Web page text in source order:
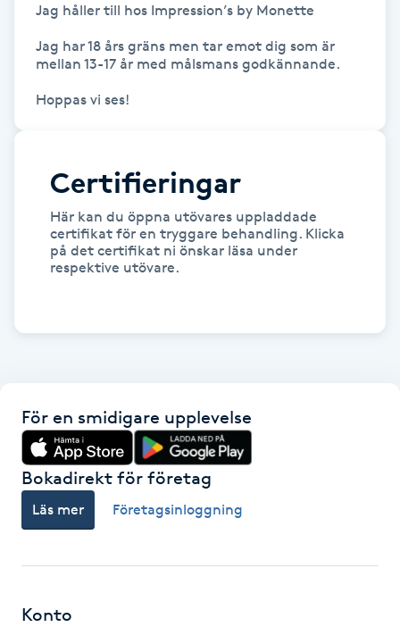
Friskvård
Friskvårdsmassage
Frisör
Färgning
Föning
Gel naglar
Gellack
Gellack med förstärkning
Gravidmassage
Jag håller till hos Impression’s by Monette
Jag har 18 års gräns men tar emot dig som är
mellan 13-17 år med målsmans godkännande.
Certifieringar
Här kan du öppna utövares uppladdade
certifikat för en tryggare behandling. Klicka
på det certifikat ni önskar läsa under
respektive utövare.
För en smidigare upplevelse
Bokadirekt för företag
Läs mer Företagsinloggning
Konto